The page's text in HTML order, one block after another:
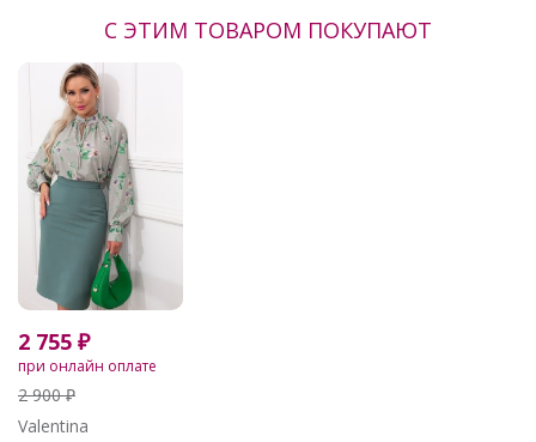
Производитель:
Elza
С ЭТИМ ТОВАРОМ ПОКУПАЮТ
2 755 ₽
при онлайн оплате
2 900 ₽
Valentina